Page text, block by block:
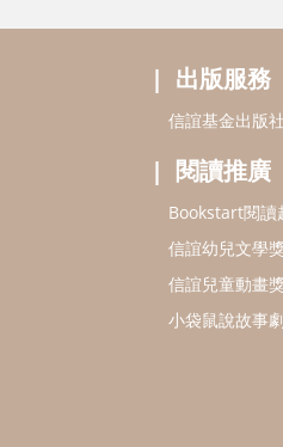
出版服務
信誼基金出版社
閱讀推廣
Bookstart閱讀
信誼幼兒文學獎
信誼兒童動畫獎
小袋鼠說故事